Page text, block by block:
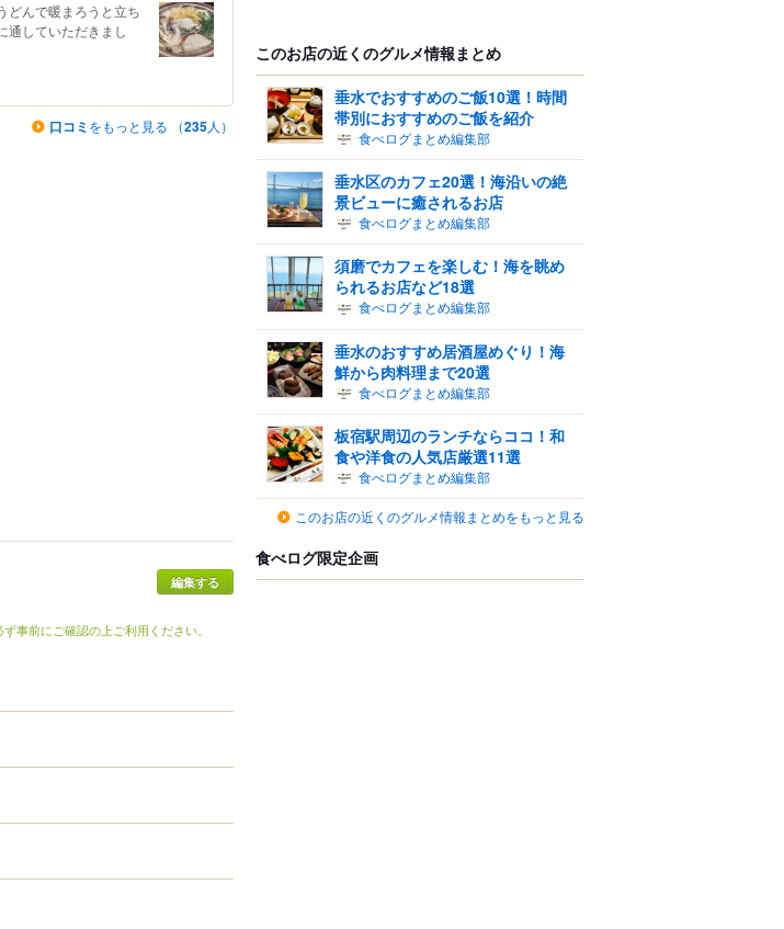
どんで暖まろうと立ち
通していただきまし
口コミ をもっと見る （235人）
事前にご確認の上ご利用ください。
このお店の近くのグルメ情報まとめ
垂水でおすすめのご飯10選！時間
帯別におすすめのご飯を紹介
食べログまとめ編集部
垂水区のカフェ20選！海沿いの絶
景ビューに癒されるお店
食べログまとめ編集部
須磨でカフェを楽しむ！海を眺め
られるお店など18選
食べログまとめ編集部
垂水のおすすめ居酒屋めぐり！海
鮮から肉料理まで20選
食べログまとめ編集部
板宿駅周辺のランチならココ！和
食や洋食の人気店厳選11選
食べログまとめ編集部
このお店の近くのグルメ情報まとめをもっと見る
食べログ限定企画